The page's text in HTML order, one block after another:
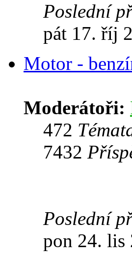
Poslední
pát 17. říj
Motor -
Moderátoři:
472
7432
Poslední
pon 24. lis